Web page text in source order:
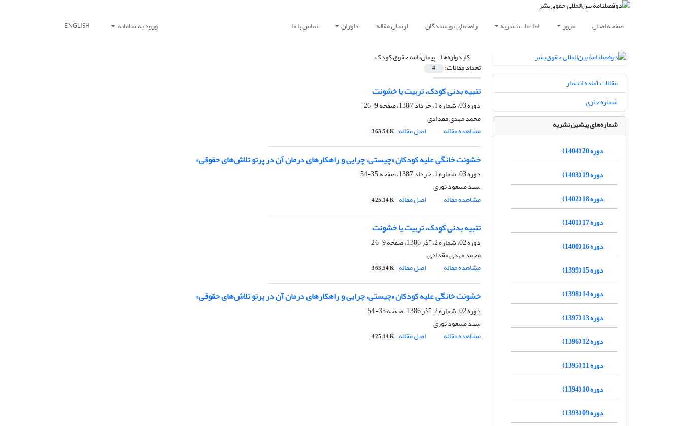
صفحه اصلی مرور اطلاعات نشریه راهنمای نویسندگان ارسال مقاله داوران تماس با ما ورود به سامانه ENGLISH
کلیدواژه‌ها =پیمان‌نامه حقوق کودک
تعداد مقالات: 4
تنبیه بدنی کودک، تربیت یا خشونت
دوره 03، شماره 1، خرداد 1387، صفحه
9-26
محمد مهدی مقدادی
مشاهده مقاله
اصل مقاله 363.54 K
خشونت خانگی علیه کودکان «چیستی، چرایی و راهکارهای درمان آن در پرتو تلاش‌های حقوقی»
دوره 03، شماره 1، خرداد 1387، صفحه
35-54
سید مسعود نوری
مشاهده مقاله
اصل مقاله 425.14 K
تنبیه بدنی کودک، تربیت یا خشونت
دوره 02، شماره 2، آذر 1386، صفحه
9-26
محمد مهدی مقدادی
مشاهده مقاله
اصل مقاله 363.54 K
خشونت خانگی علیه کودکان «چیستی، چرایی و راهکارهای درمان آن در پرتو تلاش‌های حقوقی»
دوره 02، شماره 2، آذر 1386، صفحه
35-54
سید مسعود نوری
مشاهده مقاله
اصل مقاله 425.14 K
مقالات آماده انتشار
شماره جاری
شماره‌های پیشین نشریه
دوره 20 (1404)
دوره 19 (1403)
دوره 18 (1402)
دوره 17 (1401)
دوره 16 (1400)
دوره 15 (1399)
دوره 14 (1398)
دوره 13 (1397)
دوره 12 (1396)
دوره 11 (1395)
دوره 10 (1394)
دوره 09 (1393)